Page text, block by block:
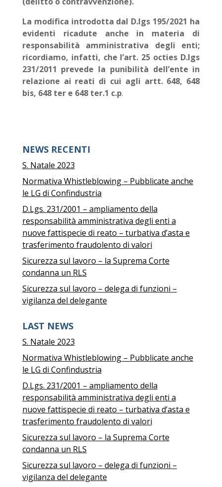
La modifica introdotta dal D.lgs 195/2021 ha
evidenti ricadute anche in materia di
responsabilità amministrativa degli enti;
ricordiamo, infatti, che l’art. 25 octies D.lgs
231/2011 prevede la punibilità dell’ente in
relazione ai reati di cui agli artt. 648, 648
bis, 648 ter e 648 ter.1 c.p.
NEWS RECENTI
S. Natale 2023
Normativa Whistleblowing – Pubblicate anche
le LG di Confindustria
D.Lgs. 231/2001 – ampliamento della
responsabilità amministrativa degli enti a
nuove fattispecie di reato – turbativa d’asta e
trasferimento fraudolento di valori
Sicurezza sul lavoro – la Suprema Corte
condanna un RLS
Sicurezza sul lavoro – delega di funzioni –
vigilanza del delegante
LAST NEWS
S. Natale 2023
Normativa Whistleblowing – Pubblicate anche
le LG di Confindustria
D.Lgs. 231/2001 – ampliamento della
responsabilità amministrativa degli enti a
nuove fattispecie di reato – turbativa d’asta e
trasferimento fraudolento di valori
Sicurezza sul lavoro – la Suprema Corte
condanna un RLS
Sicurezza sul lavoro – delega di funzioni –
vigilanza del delegante